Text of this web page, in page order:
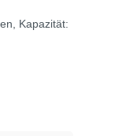
Kapazität: